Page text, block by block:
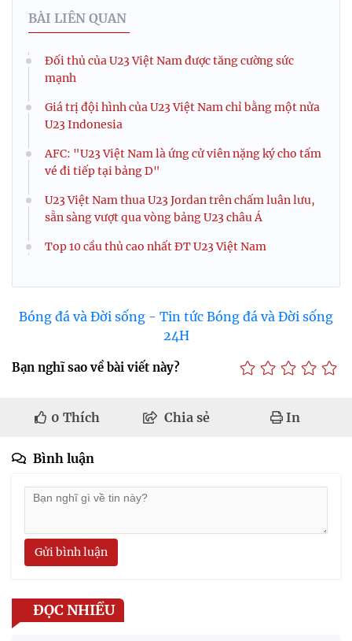
BÀI LIÊN QUAN
Đối thủ của U23 Việt Nam được tăng cường sức
mạnh
Giá trị đội hình của U23 Việt Nam chỉ bằng một nửa
U23 Indonesia
AFC: "U23 Việt Nam là ứng cử viên nặng ký cho tấm
vé đi tiếp tại bảng D"
U23 Việt Nam thua U23 Jordan trên chấm luân lưu,
sẵn sàng vượt qua vòng bảng U23 châu Á
Top 10 cầu thủ cao nhất ĐT U23 Việt Nam
Bóng đá và Đời sống - Tin tức Bóng đá và Đời sống
24H
Bạn nghĩ sao về bài viết này?
0 Thích Chia sẻ In
Bình luận
Gửi bình luận
ĐỌC NHIỀU